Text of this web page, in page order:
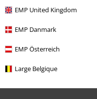
EMP United Kingdom
EMP Danmark
EMP Österreich
Large Belgique
Ropa & accesorios Tops
Estilos Ropa negra
Ropa Camisetas & Tops
Tallas Grandes Camisetas &